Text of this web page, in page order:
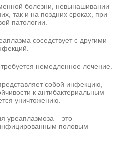
болезни, невынашивании
так и на поздних сроках, при
патологии.
соседствует с другими
немедленное лечение.
собой инфекцию,
к антибактериальным
уничтожению.
уреаплазмоза – это
половым